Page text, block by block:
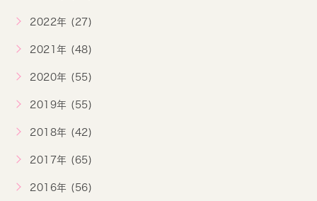
2022年 (27)
2021年 (48)
2020年 (55)
2019年 (55)
2018年 (42)
2017年 (65)
2016年 (56)